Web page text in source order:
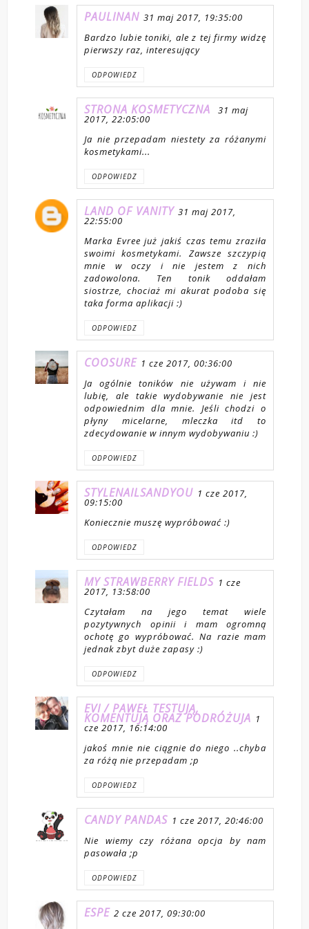
PAULINAN 31 maj 2017, 19:35:00
Bardzo lubie toniki, ale z tej firmy widzę
pierwszy raz, interesujący
ODPOWIEDZ
STRONA KOSMETYCZNA 31 maj
2017, 22:05:00
Ja nie przepadam niestety za różanymi
kosmetykami...
ODPOWIEDZ
LAND OF VANITY 31 maj 2017,
22:55:00
Marka Evree już jakiś czas temu zraziła
swoimi kosmetykami. Zawsze szczypią
mnie w oczy i nie jestem z nich
zadowolona. Ten tonik oddałam
siostrze, chociaż mi akurat podoba się
taka forma aplikacji :)
ODPOWIEDZ
COOSURE 1 cze 2017, 00:36:00
Ja ogólnie toników nie używam i nie
lubię, ale takie wydobywanie nie jest
odpowiednim dla mnie. Jeśli chodzi o
płyny micelarne, mleczka itd to
zdecydowanie w innym wydobywaniu :)
ODPOWIEDZ
STYLENAILSANDYOU 1 cze 2017,
09:15:00
Koniecznie muszę wypróbować :)
ODPOWIEDZ
MY STRAWBERRY FIELDS 1 cze
2017, 13:58:00
Czytałam na jego temat wiele
pozytywnych opinii i mam ogromną
ochotę go wypróbować. Na razie mam
jednak zbyt duże zapasy :)
ODPOWIEDZ
EVI / PAWEŁ TESTUJĄ,
KOMENTUJĄ ORAZ PODRÓŻUJA 1
cze 2017, 16:14:00
jakoś mnie nie ciągnie do niego ..chyba
za różą nie przepadam ;p
ODPOWIEDZ
CANDY PANDAS 1 cze 2017, 20:46:00
Nie wiemy czy różana opcja by nam
pasowała ;p
ODPOWIEDZ
ESPE 2 cze 2017, 09:30:00